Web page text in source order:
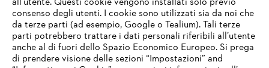
STIHL FAQ
consenso degli utenti. I cookie sono utilizzati sia da noi che
da terze parti (ad esempio, Google o Tealium). Tali terze
parti potrebbero trattare i dati personali riferibili all’utente
anche al di fuori dello Spazio Economico Europeo. Si prega
di prendere visione delle sezioni “Impostazioni” and